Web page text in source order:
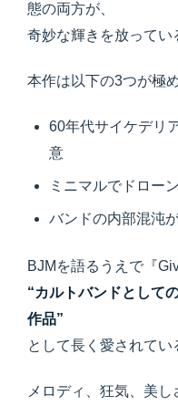
態の両方が、
奇妙な輝きを放ってい
本作は以下の3つが極
60年代サイケデリ
意
ミニマルでドロー
バンドの内部混沌
BJMを語るうえで『
“カルトバンドとして
作品”
として長く愛されてい
メロディ、狂気、美し